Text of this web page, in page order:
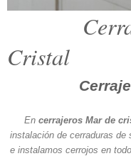
Cristal
En cerrajeros Mar de
instalación de cerraduras de
e instalamos cerrojos en